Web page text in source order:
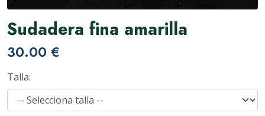
Sudadera fina amarilla
30.00 €
Talla: